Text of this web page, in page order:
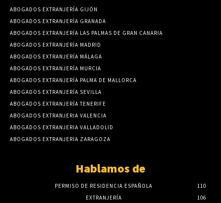
ABOGADOS EXTRANJERÍA GIJÓN
ABOGADOS EXTRANJERÍA GRANADA
ABOGADOS EXTRANJERÍA LAS PALMAS DE GRAN CANARIA
ABOGADOS EXTRANJERÍA MADRID
ABOGADOS EXTRANJERÍA MÁLAGA
ABOGADOS EXTRANJERÍA MURCIA
ABOGADOS EXTRANJERÍA PALMA DE MALLORCA
ABOGADOS EXTRANJERÍA SEVILLA
ABOGADOS EXTRANJERÍA TENERIFE
ABOGADOS EXTRANJERIA VALENCIA
ABOGADOS EXTRANJERIA VALLADOLID
ABOGADOS EXTRANJERIA ZARAGOZA
Hablamos de
PERMISO DE RESIDENCIA ESPAÑOLA
110
EXTRANJERÍA
106